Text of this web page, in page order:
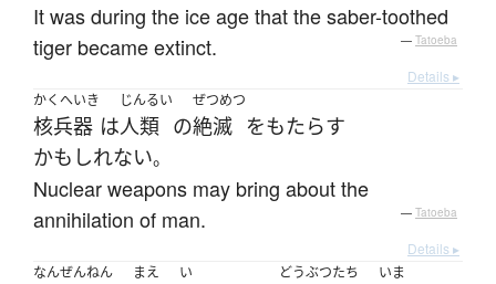
It was during the ice age that the saber-toothed
tiger became extinct.
— Tatoeba
Details ▸
かくへいき
核兵器 は
じんるい
人類 の
ぜつめつ
絶滅 をもたらす
かもしれない。
Nuclear weapons may bring about the
annihilation of man.
— Tatoeba
Details ▸
なんぜんねん まえ い どうぶつたち いま